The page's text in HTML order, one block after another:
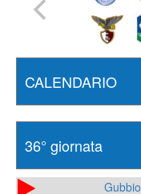
Gubbio